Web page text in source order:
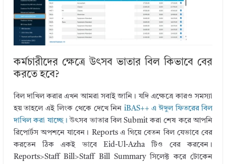
কর্মচারীদের ক্ষেত্রে উৎসব ভাতার বিল কিভাবে বের
করতে হবে?
বিল দাখিল করার এখন আমরা সবাই জানি। যদি এক্ষেত্রে কারও সমস্যা
হয় তাহলে এই লিংক থেকে দেখে নিনiBAS++ এ ঈদুল ফিতরের বিল
দাখিল করা যাচ্ছে। উৎসব ভাতার বিল Submit করা শেষ করে আপনি
রিপোর্টস অপশনে যাবেন। Reports এ গিয়ে বেতন বিল যেভাবে বের
করতেন ঠিক একই ভাবে Eid-Ul-Azha টিও বের করবেন।
Reports>Staff Bill>Staff Bill Summary সিলেক্ট করে টোকেন